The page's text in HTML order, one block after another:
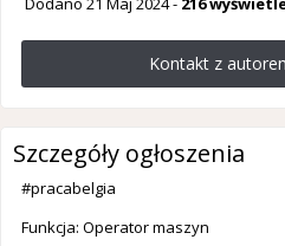
Kontakt z
Szczegóły ogłoszenia
#pracabelgia
Funkcja: Operator maszyn